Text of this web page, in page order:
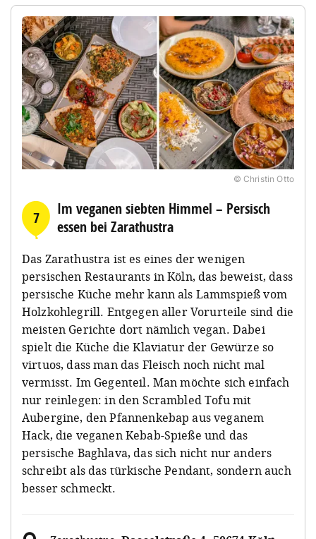
© Christin Otto
7
Im veganen siebten Himmel – Persisch
essen bei Zarathustra
Das Zarathustra ist es eines der wenigen
persischen Restaurants in Köln, das beweist, dass
persische Küche mehr kann als Lammspieß vom
Holzkohlegrill. Entgegen aller Vorurteile sind die
meisten Gerichte dort nämlich vegan. Dabei
spielt die Küche die Klaviatur der Gewürze so
virtuos, dass man das Fleisch noch nicht mal
vermisst. Im Gegenteil. Man möchte sich einfach
nur reinlegen: in den Scrambled Tofu mit
Aubergine, den Pfannenkebap aus veganem
Hack, die veganen Kebab-Spieße und das
persische Baghlava, das sich nicht nur anders
schreibt als das türkische Pendant, sondern auch
besser schmeckt.